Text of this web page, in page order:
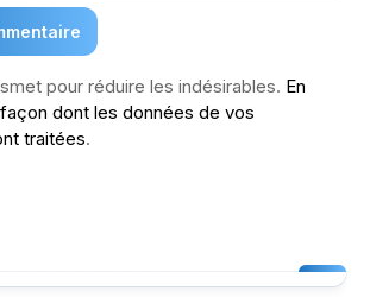
pour réduire les indésirables. En
dont les données de vos
traitées.